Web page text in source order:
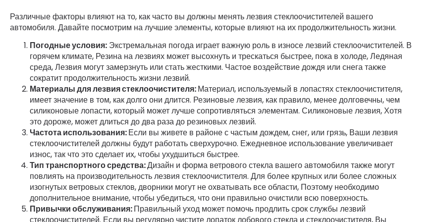
Различные факторы влияют на то, как часто вы должны менять лезвия стеклоочистителей вашего
автомобиля. Давайте посмотрим на лучшие элементы, которые влияют на их продолжительность жизни.
Погодные условия: Экстремальная погода играет важную роль в износе лезвий стеклоочистителей. В
горячем климате, Резина на лезвиях может высохнуть и трескаться быстрее, пока в холоде, Ледяная
среда, Лезвия могут замерзнуть или стать жесткими. Частое воздействие дождя или снега также
сократит продолжительность жизни лезвий.
Материалы для лезвия стеклоочистителя:Материал, используемый в лопастях стеклоочистителя,
имеет значение в том, как долго они длится. Резиновые лезвия, как правило, менее долговечны, чем
силиконовые лопасти, который может лучше сопротивляться элементам. Силиконовые лезвия, Хотя
это дороже, может длиться до два раза до резиновых лезвий.
Частота использования:Если вы живете в районе с частым дождем, снег, или грязь, Ваши лезвия
стеклоочистителей должны будут работать сверхурочно. Ежедневное использование увеличивает
износ, так что это сделает их, чтобы ухудшиться быстрее.
Тип транспортного средства:Дизайн и форма ветрового стекла вашего автомобиля также могут
повлиять на производительность лезвия стеклоочистителя. Для более крупных или более сложных
изогнутых ветровых стеклов, дворники могут не охватывать все области, Поэтому необходимо
дополнительное внимание, чтобы убедиться, что они правильно очистили всю поверхность.
Привычки обслуживания:Правильный уход может помочь продлить срок службы лезвий